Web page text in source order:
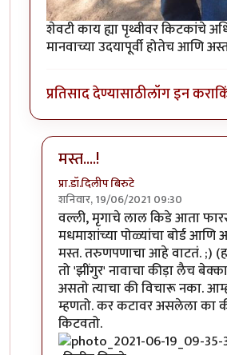
शेवटी काय ह्या पृथ्वीवर किटकांचे
मानवाच्या उदयापूर्वी होतेच आणि
प्रतिसाद देण्यासाठीलॉग इन करा
मस्त....!
प्रा.डॉ.दिलीप बिरुटे
शनिवार, 19/06/2021 09:30
In reply to'किडे' आवडले.by
वल्ली, मृगाचे लाल किडे आता
मधमाशांच्या पोळ्यांचा बोर्ड आणि
मस्त. तरुणपणाचा आहे वाटतं. ;)
तो 'झींगुर' नावाचा कीड़ा लैच
असतो त्याचा की विचारू नका.
म्हणतो. कर कटावर असलेला का
किटवतो.